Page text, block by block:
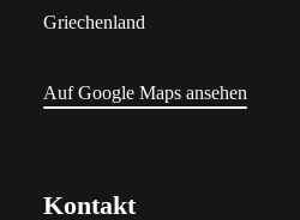
Griechenland
Auf Google Maps ansehen
Kontakt